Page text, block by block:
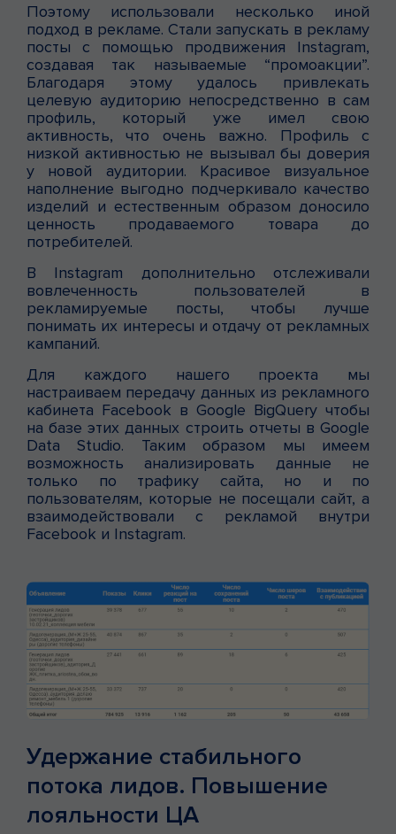
Поэтому использовали несколько иной
подход в рекламе. Стали запускать в рекламу
посты с помощью продвижения Instagram,
создавая так называемые “промоакции”.
Благодаря этому удалось привлекать
целевую аудиторию непосредственно в сам
профиль, который уже имел свою
активность, что очень важно. Профиль с
низкой активностью не вызывал бы доверия
у новой аудитории. Красивое визуальное
наполнение выгодно подчеркивало качество
изделий и естественным образом доносило
ценность продаваемого товара до
потребителей.
В Instagram дополнительно отслеживали
вовлеченность пользователей в
рекламируемые посты, чтобы лучше
понимать их интересы и отдачу от рекламных
кампаний.
Для каждого нашего проекта мы
настраиваем передачу данных из рекламного
кабинета Facebook в Google BigQuery чтобы
на базе этих данных строить отчеты в Google
Data Studio. Таким образом мы имеем
возможность анализировать данные не
только по трафику сайта, но и по
пользователям, которые не посещали сайт, а
взаимодействовали с рекламой внутри
Facebook и Instagram.
Удержание стабильного
потока лидов. Повышение
лояльности ЦА